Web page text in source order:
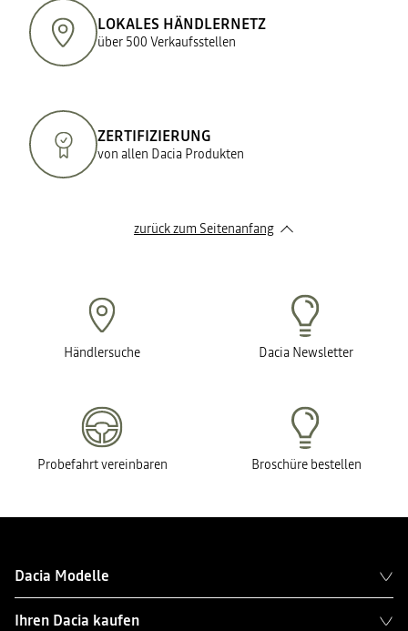
LOKALES HÄNDLERNETZ
über 500 Verkaufsstellen
ZERTIFIZIERUNG
von allen Dacia Produkten
zurück zum Seitenanfang
Händlersuche Dacia Newsletter
Probefahrt vereinbaren Broschüre bestellen
Dacia Modelle
Ihren Dacia kaufen